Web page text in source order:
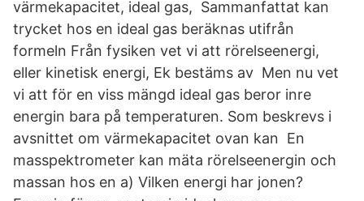
värmekapacitet, ideal gas, Sammanfattat kan
trycket hos en ideal gas beräknas utifrån
formeln Från fysiken vet vi att rörelseenergi,
eller kinetisk energi, Ek bestäms av Men nu vet
vi att för en viss mängd ideal gas beror inre
energin bara på temperaturen. Som beskrevs i
avsnittet om värmekapacitet ovan kan En
masspektrometer kan mäta rörelseenergin och
massan hos en a) Vilken energi har jonen?